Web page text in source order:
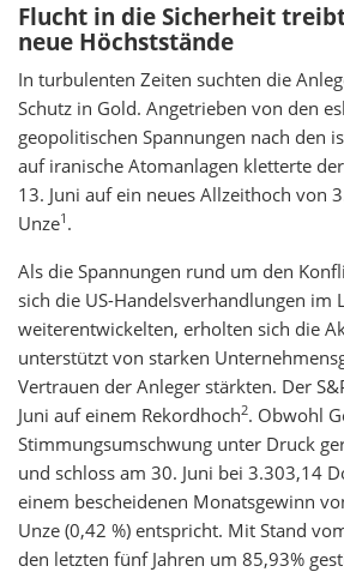
Flucht in die Sicherheit
neue Höchststände
In turbulenten Zeiten suchten die
Schutz in Gold. Angetrieben von den
geopolitischen Spannungen nach den
auf iranische Atomanlagen kletterte
13. Juni auf ein neues Allzeithoch von
Unze1 .
Als die Spannungen rund um den
sich die US-Handelsverhandlungen im
weiterentwickelten, erholten sich die
unterstützt von starken
Vertrauen der Anleger stärkten. Der
Juni auf einem Rekordhoch2. Obwohl
Stimmungsumschwung unter Druck
und schloss am 30. Juni bei 3.303,14
einem bescheidenen Monatsgewinn
Unze (0,42 %) entspricht. Mit Stand
den letzten fünf Jahren um 85,93%